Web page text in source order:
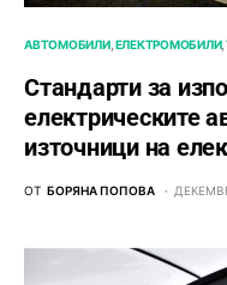
АВТОМОБИЛИ ЕЛЕКТРОМОБИЛИ
Стандарти за
електрическите
източници на
ОТ БОРЯНА ПОПОВА